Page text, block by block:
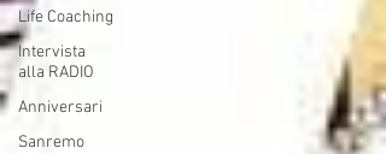
Life Coaching
Intervista
alla RADIO
Anniversari
Sanremo